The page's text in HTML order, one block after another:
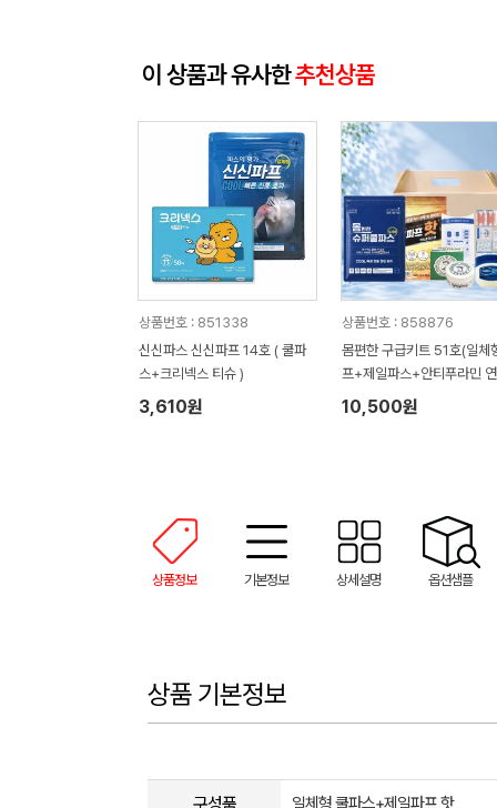
이 상품과 유사한추천상품
상품번호 : 851338
신신파스 신신파프 14호 ( 쿨파
스+크리넥스 티슈 )
3,610원
상품번호 : 858876
몸편한 구급키트 51호(일체
프+제일파스+안티푸라민
+바세린 젤리+구급밴드 관
급형14p)
10,500원
상품정보 기본정보 상세설명 옵션샘플
상품 기본정보
구성품 일체형 쿨파스+제일파프 핫